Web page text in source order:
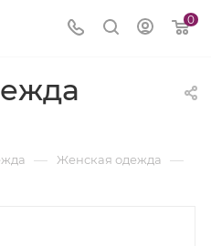
0
— Женская одежда —